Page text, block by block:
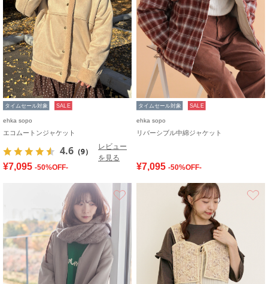
タイムセール対象 SALE
ehka sopo
エコムートンジャケット
4.6 （9）
レビュー
を見る
¥7,095 -50%OFF-
タイムセール対象 SALE
ehka sopo
リバーシブル中綿ジャケット
¥7,095 -50%OFF-